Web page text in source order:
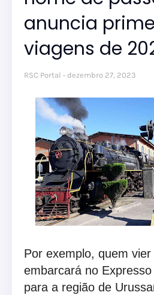
anuncia
viagens de
RSC Portal dezembro 27, 2023
Por exemplo, quem
embarcará no
para a região de